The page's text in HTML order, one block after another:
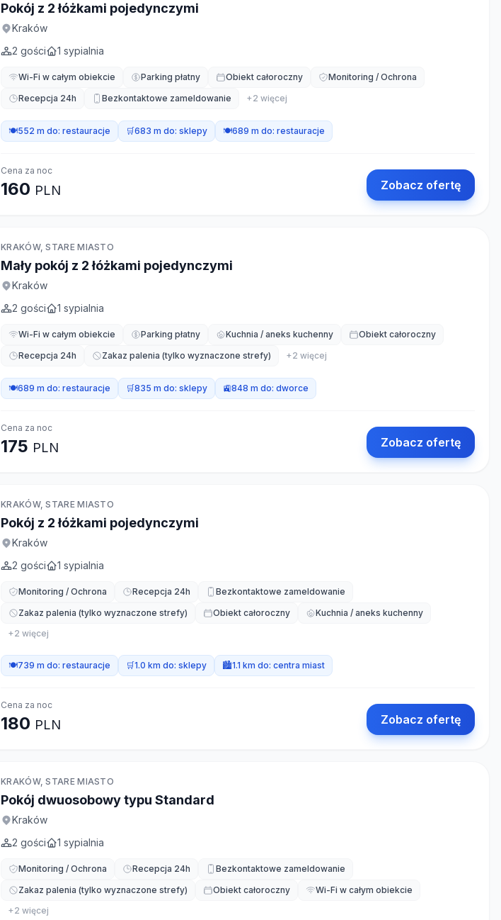
Pokój z 2 łóżkami pojedynczymi
Kraków
2 gości 1 sypialnia
Wi-Fi w całym obiekcie Parking płatny Obiekt całoroczny
Monitoring / Ochrona
Recepcja 24h
Bezkontaktowe zameldowanie +2 więcej
🍽️552 m do: restauracje 🛒683 m do: sklepy 🍽️689 m do: restauracje
Cena za noc
160 PLN Zobacz ofertę
KRAKÓW, STARE MIASTO
Mały pokój z 2 łóżkami pojedynczymi
Kraków
2 gości 1 sypialnia
Wi-Fi w całym obiekcie Parking płatny Kuchnia / aneks kuchenny
Obiekt całoroczny
Recepcja 24h
Zakaz palenia (tylko wyznaczone strefy) +2 więcej
🍽️689 m do: restauracje 🛒835 m do: sklepy 🚉848 m do: dworce
Cena za noc
175 PLN Zobacz ofertę
KRAKÓW, STARE MIASTO
Pokój z 2 łóżkami pojedynczymi
Kraków
2 gości 1 sypialnia
Monitoring / Ochrona Recepcja 24h
Bezkontaktowe zameldowanie
Zakaz palenia (tylko wyznaczone strefy)
Obiekt całoroczny
Kuchnia / aneks kuchenny
+2 więcej
🍽️739 m do: restauracje 🛒1.0 km do: sklepy 🏙️1.1 km do: centra miast
Cena za noc
180 PLN Zobacz ofertę
KRAKÓW, STARE MIASTO
Pokój dwuosobowy typu Standard
Kraków
2 gości 1 sypialnia
Monitoring / Ochrona Recepcja 24h
Bezkontaktowe zameldowanie
Zakaz palenia (tylko wyznaczone strefy)
Obiekt całoroczny
Wi-Fi w całym obiekcie
+2 więcej